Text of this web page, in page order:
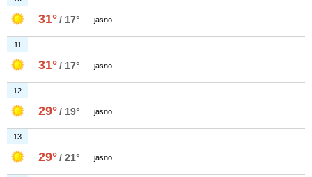
31°/ 17° jasno
11
31°/ 17° jasno
12
29°/ 19° jasno
13
29°/ 21° jasno